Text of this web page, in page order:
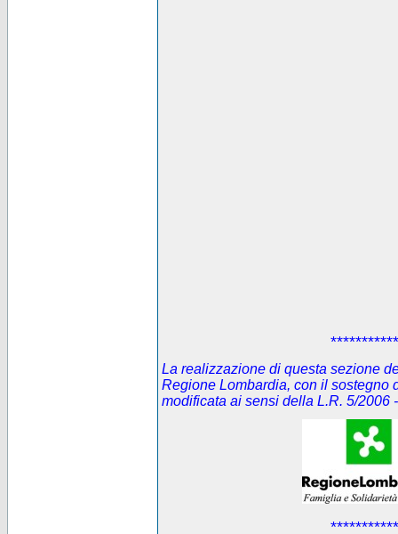
La realizzazione di questa sezione
Regione Lombardia, con il sostegno
modificata ai sensi della L.R. 5/2006